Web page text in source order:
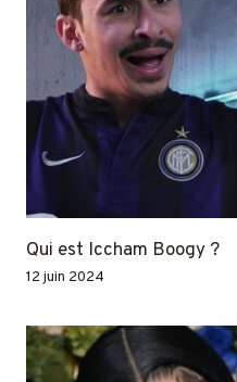
Qui est Iccham Boogy ?
12 juin 2024